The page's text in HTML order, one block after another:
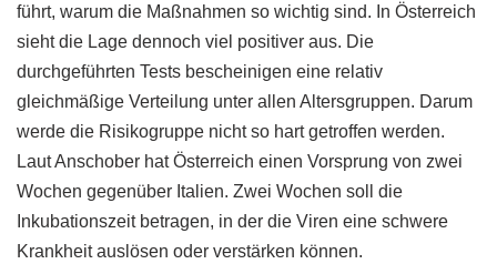
führt, warum die Maßnahmen so wichtig sind. In Österreich
sieht die Lage dennoch viel positiver aus. Die
durchgeführten Tests bescheinigen eine relativ
gleichmäßige Verteilung unter allen Altersgruppen. Darum
werde die Risikogruppe nicht so hart getroffen werden.
Laut Anschober hat Österreich einen Vorsprung von zwei
Wochen gegenüber Italien. Zwei Wochen soll die
Inkubationszeit betragen, in der die Viren eine schwere
Krankheit auslösen oder verstärken können.